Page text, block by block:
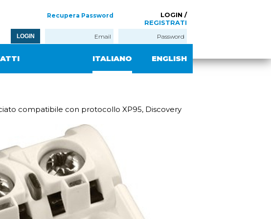
LOGIN /
REGISTRATI
Recupera Password
LOGIN
ENGLISH
ITALIANO
compatibile con protocollo XP95, Discovery